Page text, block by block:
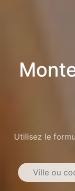
Utilisez le